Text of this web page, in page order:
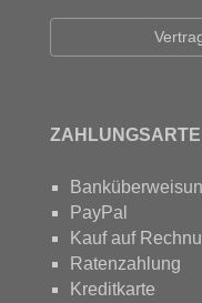
PayPal
Kauf auf
Ratenzahlung
Kreditkarte